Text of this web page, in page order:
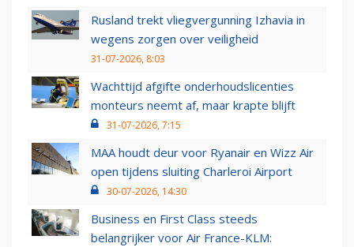
Rusland trekt vliegvergunning Izhavia in
wegens zorgen over veiligheid
31-07-2026, 8:03
Wachttijd afgifte onderhoudslicenties
monteurs neemt af, maar krapte blijft
31-07-2026, 7:15
MAA houdt deur voor Ryanair en Wizz Air
open tijdens sluiting Charleroi Airport
30-07-2026, 14:30
Business en First Class steeds
belangrijker voor Air France-KLM: